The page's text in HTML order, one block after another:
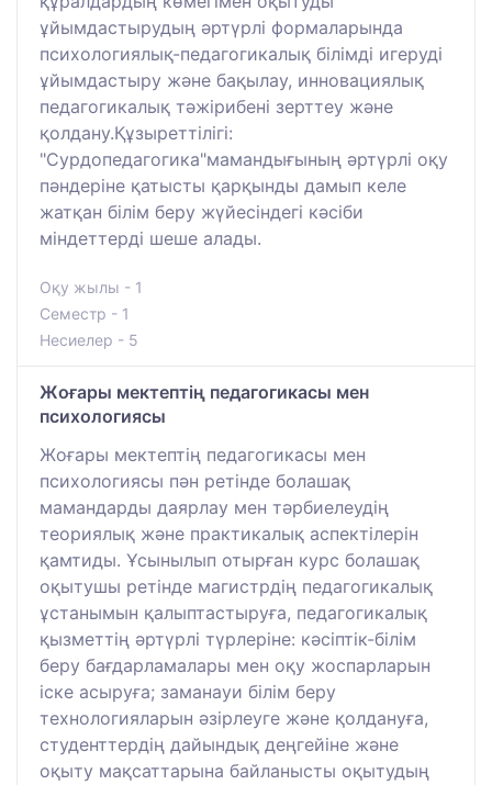
ұйымдастырудың әртүрлі формаларында
психологиялық-педагогикалық білімді игеруді
ұйымдастыру және бақылау, инновациялық
педагогикалық тәжірибені зерттеу және
қолдану.Құзыреттілігі:
"Сурдопедагогика"мамандығының әртүрлі оқу
пәндеріне қатысты қарқынды дамып келе
жатқан білім беру жүйесіндегі кәсіби
міндеттерді шеше алады.
Оқу жылы - 1
Семестр - 1
Несиелер - 5
Жоғары мектептің педагогикасы мен
психологиясы
Жоғары мектептің педагогикасы мен
психологиясы пән ретінде болашақ
мамандарды даярлау мен тәрбиелеудің
теориялық және практикалық аспектілерін
қамтиды. Ұсынылып отырған курс болашақ
оқытушы ретінде магистрдің педагогикалық
ұстанымын қалыптастыруға, педагогикалық
қызметтің әртүрлі түрлеріне: кәсіптік-білім
беру бағдарламалары мен оқу жоспарларын
іске асыруға; заманауи білім беру
технологияларын әзірлеуге және қолдануға,
студенттердің дайындық деңгейіне және
оқыту мақсаттарына байланысты оқытудың